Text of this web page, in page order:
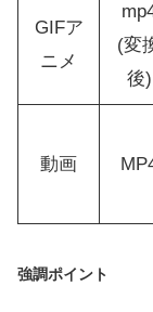
GIFア
ニメ
(変
後)
動画
強調ポイント